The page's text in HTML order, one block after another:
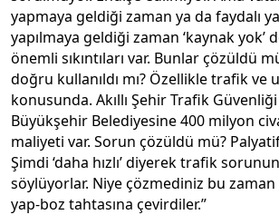
yapmaya geldiği zaman ya da faydalı
yapılmaya geldiği zaman ‘kaynak yok’
önemli sıkıntıları var. Bunlar çözüldü
doğru kullanıldı mı? Özellikle trafik ve
konusunda. Akıllı Şehir Trafik Güvenliği
Büyükşehir Belediyesine 400 milyon
maliyeti var. Sorun çözüldü mü?
Şimdi ‘daha hızlı’ diyerek trafik
söylüyorlar. Niye çözmediniz bu zaman
yap-boz tahtasına çevirdiler.”